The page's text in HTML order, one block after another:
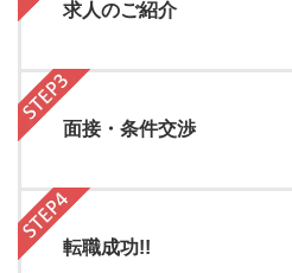
求人のご紹介
面接・条件交渉
転職成功!!